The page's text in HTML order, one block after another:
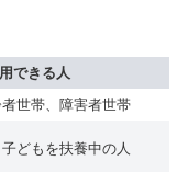
できる人
世帯、障害者世帯
どもを扶養中の人